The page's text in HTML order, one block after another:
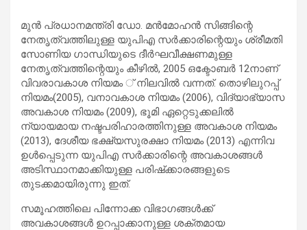
മുന്‍ പ്രധാനമന്ത്രി ഡോ. മന്‍മോഹന്‍ സിങ്ങിന്റെ
നേതൃത്വത്തിലുള്ള യുപിഎ സര്‍ക്കാരിന്റെയും ശ്രീമതി
സോണിയ ഗാന്ധിയുടെ ദീര്‍ഘവീക്ഷണമുള്ള
നേതൃത്വത്തിന്റെയും കീഴില്‍, 2005 ഒക്ടോബര്‍ 12നാണ്
വിവരാവകാശ നിയമം ് നിലവില്‍ വന്നത്. തൊഴിലുറപ്പ്
നിയമം(2005), വനാവകാശ നിയമം (2006), വിദ്യാഭ്യാസ
അവകാശ നിയമം (2009), ഭൂമി ഏറ്റെടുക്കലില്‍
ന്യായമായ നഷ്ടപരിഹാരത്തിനുള്ള അവകാശ നിയമം
(2013), ദേശീയ ഭക്ഷ്യസുരക്ഷാ നിയമം (2013) എന്നിവ
ഉള്‍പ്പെടുന്ന യുപിഎ സര്‍ക്കാരിന്റെ അവകാശങ്ങള്‍
അടിസ്ഥാനമാക്കിയുള്ള പരിഷ്‌ക്കാരങ്ങളുടെ
തുടക്കമായിരുന്നു ഇത്.
സമൂഹത്തിലെ പിന്നോക്ക വിഭാഗങ്ങള്‍ക്ക്
അവകാശങ്ങള്‍ ഉറപ്പാക്കാനുള്ള ശക്തമായ